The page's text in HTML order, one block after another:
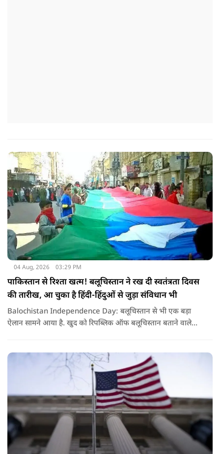
04 Aug, 2026 03:29 PM
पाकिस्तान से रिश्ता खत्म! बलूचिस्तान ने रख दी स्वतंत्रता दिवस
की तारीख, आ चुका है हिंदी-हिंदुओं से जुड़ा संविधान भी
Balochistan Independence Day: बलूचिस्तान से भी एक बड़ा
ऐलान सामने आया है. खुद को रिपब्लिक ऑफ बलूचिस्तान बताने वाले